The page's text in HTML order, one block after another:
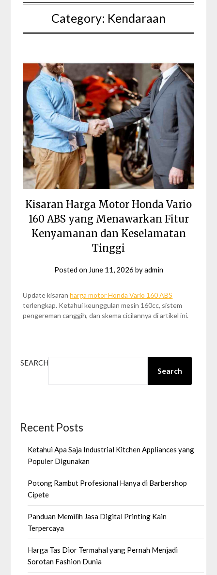
Category: Kendaraan
Kisaran Harga Motor Honda Vario
160 ABS yang Menawarkan Fitur
Kenyamanan dan Keselamatan
Tinggi
Posted on June 11, 2026 byadmin
Update kisaranharga motor Honda Vario 160 ABS
terlengkap. Ketahui keunggulan mesin 160cc, sistem
pengereman canggih, dan skema cicilannya di artikel ini.
SEARCH
Search
Recent Posts
Ketahui Apa Saja Industrial Kitchen Appliances yang
Populer Digunakan
Potong Rambut Profesional Hanya di Barbershop
Cipete
Panduan Memilih Jasa Digital Printing Kain
Terpercaya
Harga Tas Dior Termahal yang Pernah Menjadi
Sorotan Fashion Dunia